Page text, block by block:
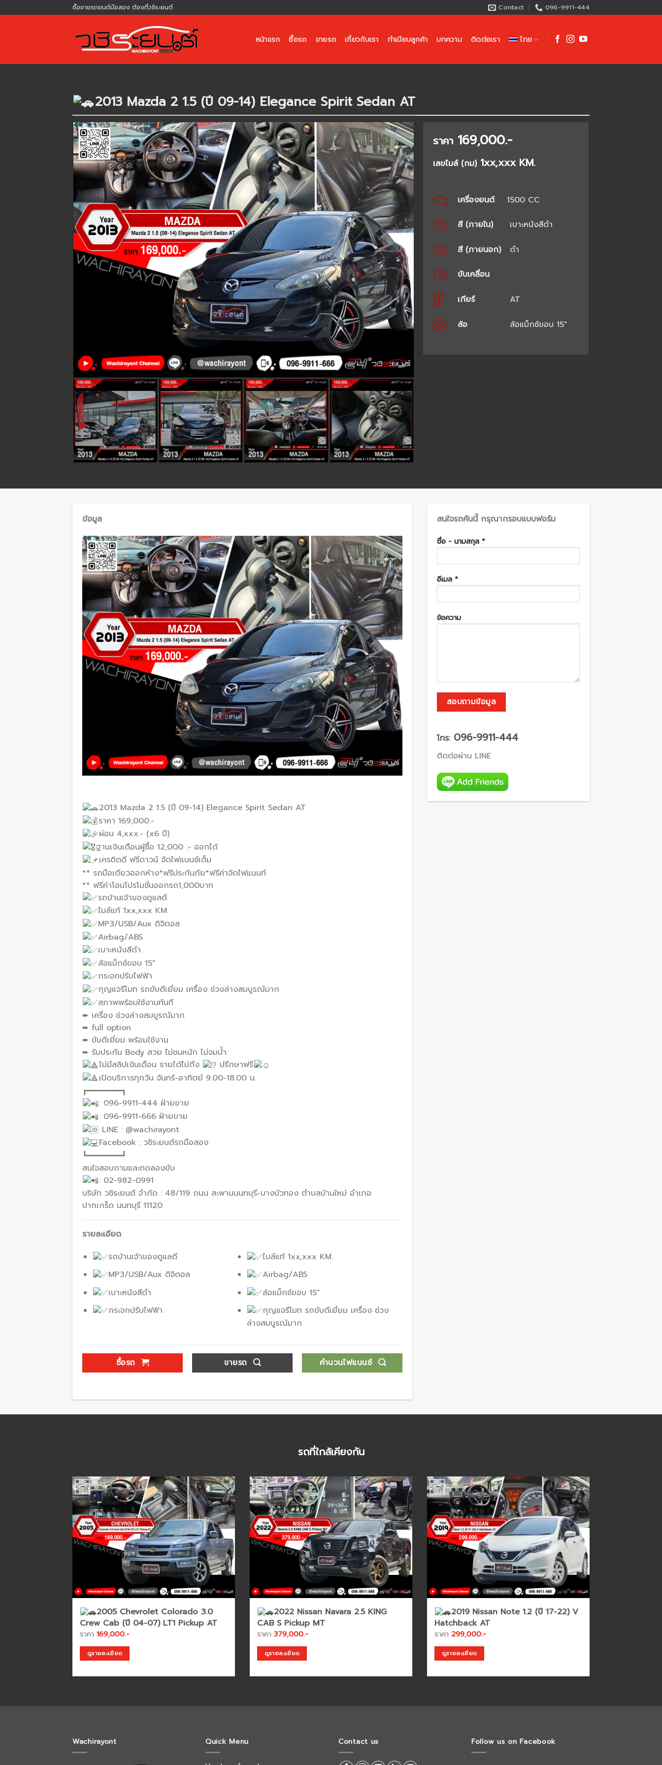
to
ซื้อขายรถยนต์มือสอง ต้องที่วชิระยนต์ Contact 096-9911-444
หน้าแรก ซื้อรถ ขายรถ เกี่ยวกับเรา ทำเนียบลูกค้า บทความ ติดต่อเรา ไทย
2013 Mazda 2 1.5 (ปี 09-14) Elegance Spirit Sedan AT
ราคา 169,000.-
เลขไมล์ (กม)1xx,xxx KM.
เครื่องยนต์ 1500 CC
สี (ภายใน) เบาะหนังสีดำ
สี (ภายนอก) ดำ
ขับเคลื่อน
เกียร์ AT
ล้อ ล้อแม็กซ์ขอบ 15"
ข้อมูล
2013 Mazda 2 1.5 (ปี 09-14) Elegance Spirit Sedan AT
ราคา 169,000.-
ผ่อน 4,xxx.- (x6 ปี)
ฐานเงินเดือนผู้ซื้อ 12,000 .- ออกได้
เครดิตดี ฟรีดาวน์ จัดไฟแนนซ์​เต็ม​
** รถมือเดียวออกห้าง*ฟรีประกันภัย*ฟรีค่าจัดไฟแนนท์
** ฟรีค่าโอนโปรโมชั่นออกรถ1,000บาท
รถบ้านเจ้าของดูแลดี
ไมล์แท้ 1xx,xxx KM.
MP3/USB/Aux ดิจิตอล
Airbag/ABS
เบาะหนังสีดำ
ล้อแม็กซ์ขอบ 15″
กระจกปรับไฟฟ้า
กุญแจรีโมท รถขับดีเยี่ยม เครื่อง ช่วงล่างสมบูรณ์มาก
สภาพพร้อมใช้งานทันที
➨ เครื่อง ช่วงล่างสมบูรณ์มาก
➨ full option
➨ ขับดีเยี่ยม พร้อมใช้งาน
➨ รับประกัน Body สวย ไม่ชนหนัก ไม่จมน้ำ
ไม่มีสลิปเงินเดือน รายได้ไม่ถึง
ปรึกษาฟรี
เปิดบริการทุกวัน จันทร์-อาทิตย์ 9.00-18.00 น.
┏━━━━━━━┓
: 096-9911-444 ฝ่ายขาย
: 096-9911-666 ฝ่ายขาย
LINE : @wachirayont
Facebook : วชิระยนต์รถมือสอง
┗━━━━━━━┛
สนใจสอบถามและทดลองขับ
: 02-982-0991
บริษัท วชิระยนต์ จำกัด : 48/119 ถนน สะพานนนทบุรี-บางบัวทอง ตำบลบ้านใหม่ อำเภอ
ปากเกร็ด นนทบุรี 11120
รายละเอียด
รถบ้านเจ้าของดูแลดี
ไมล์แท้ 1xx,xxx KM.
MP3/USB/Aux ดิจิตอล
Airbag/ABS
เบาะหนังสีดำ
ล้อแม็กซ์ขอบ 15"
กระจกปรับไฟฟ้า
กุญแจรีโมท รถขับดีเยี่ยม เครื่อง ช่วง
ล่างสมบูรณ์มาก
ซื้อรถ ขายรถ คำนวนไฟแนนซ์
สนใจรถคันนี้ กรุณากรอบแบบฟอร์ม
ชื่อ - นามสกุล *
อีเมล *
ข้อความ
โทร:096-9911-444
ติดต่อผ่าน LINE
รถที่ใกล้เคียงกัน
2005 Chevrolet Colorado 3.0
Crew Cab (ปี 04-07) LT1 Pickup AT
ราคา 169,000.-
ดูรายละเอียด
2022 Nissan Navara 2.5 KING
CAB S Pickup MT
ราคา 379,000.-
ดูรายละเอียด
2019 Nissan Note 1.2 (ปี 17-22) V
Hatchback AT
ราคา 299,000.-
ดูรายละเอียด
Wachirayont Quick Menu Contact us Follow us on Facebook